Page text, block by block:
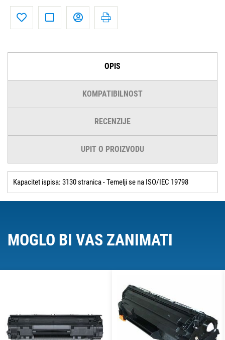
OPIS
KOMPATIBILNOST
RECENZIJE
UPIT O PROIZVODU
Kapacitet ispisa: 3130 stranica - Temelji se na ISO/IEC 19798
MOGLO BI VAS ZANIMATI